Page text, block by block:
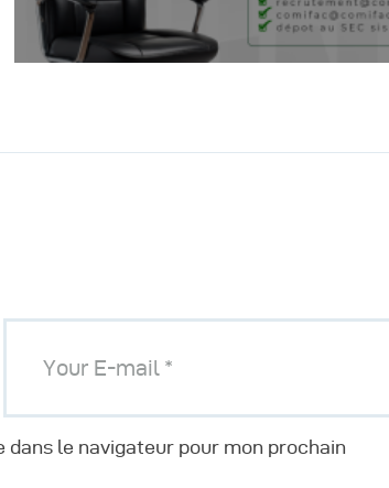
le navigateur pour mon prochain